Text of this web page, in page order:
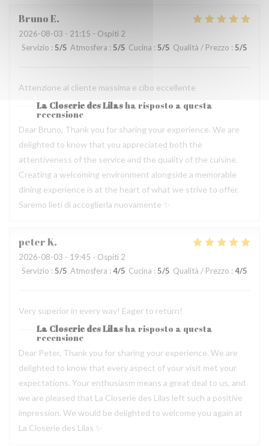
BrunoE
2026-08-03 - 21:15 - Ospiti 2
Servizio : 5/5 Atmosfera : 5/5 Cucina : 5/5 Qualità / Prezzo : 5/5
Attenzione al cliente massima e cibo eccellente
La Closerie des Lilasha risposto a questa
recensione
Dear Bruno, Thank you for sharing your experience. We are
delighted to know that you appreciated both the
attentiveness of the service and the quality of the cuisine.
Creating a welcoming environment alongside a memorable
dining experience is at the heart of what we strive to offer.
Saremo lieti di accoglierla nuovamente ✨
peterK
2026-08-03 - 19:45 - Ospiti 2
Servizio : 5/5 Atmosfera : 4/5 Cucina : 5/5 Qualità / Prezzo : 4/5
Very superior in every way! Eager to return!
La Closerie des Lilasha risposto a questa
recensione
Dear Peter, Thank you for sharing your experience. We are
delighted to know that every aspect of your visit met your
expectations. Your enthusiasm means a great deal to us, and
we are pleased that La Closerie des Lilas left such a positive
impression. We would be delighted to welcome you again at
La Closerie des Lilas ✨